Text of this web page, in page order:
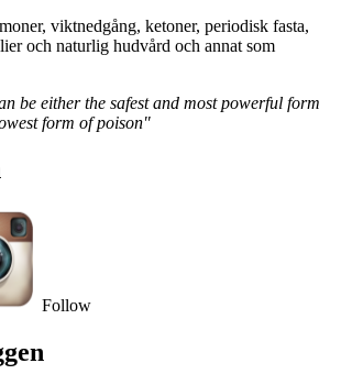
viktnedgång, ketoner, periodisk fasta,
och naturlig hudvård och annat som
be either the safest and most powerful form
form of poison"
Follow